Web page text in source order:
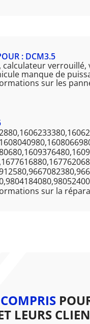
: DCM3.5
manque de
sur les
sur la
LEURS